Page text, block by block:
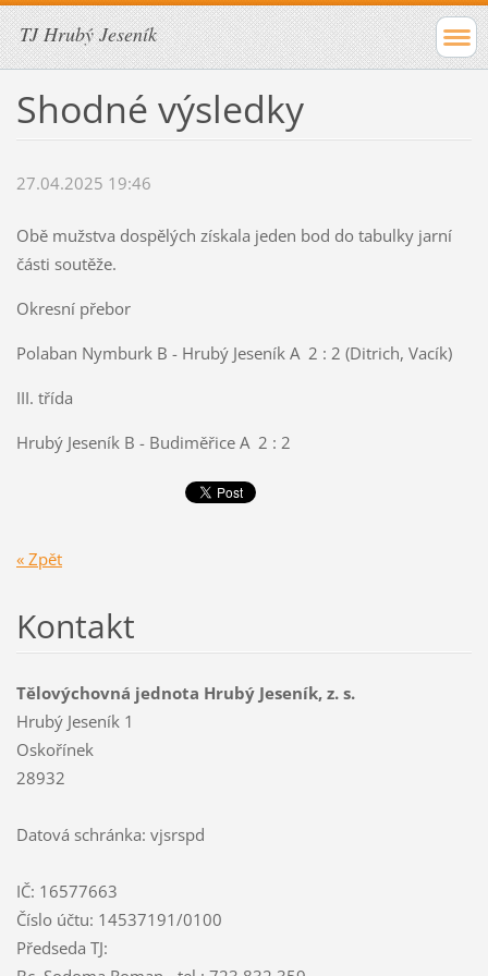
TJ Hrubý Jeseník
Shodné výsledky
27.04.2025 19:46
Obě mužstva dospělých získala jeden bod do tabulky jarní
části soutěže.
Okresní přebor
Polaban Nymburk B - Hrubý Jeseník A 2 : 2 (Ditrich, Vacík)
III. třída
Hrubý Jeseník B - Budiměřice A 2 : 2
« Zpět
Kontakt
Tělovýchovná jednota Hrubý Jeseník, z. s.
Hrubý Jeseník 1
Oskořínek
28932
Datová schránka: vjsrspd
IČ: 16577663
Číslo účtu: 14537191/0100
Předseda TJ: